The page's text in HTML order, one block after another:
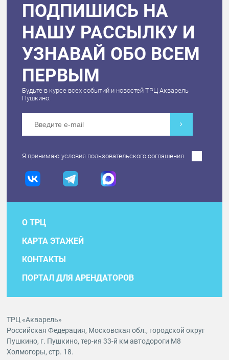
ПОДПИШИСЬ НА
НАШУ РАССЫЛКУ И
УЗНАВАЙ ОБО ВСЕМ
ПЕРВЫМ
Будьте в курсе всех событий и новостей ТРЦ Акварель
Пушкино.
Я принимаю условия пользовательского соглашения
О ТРЦ
КАРТА ЭТАЖЕЙ
КОНТАКТЫ
ПОРТАЛ ДЛЯ АРЕНДАТОРОВ
ТРЦ «Акварель»
Российская Федерация, Московская обл., городской округ
Пушкино, г. Пушкино, тер-ия 33-й км автодороги М8
Холмогоры, стр. 18.